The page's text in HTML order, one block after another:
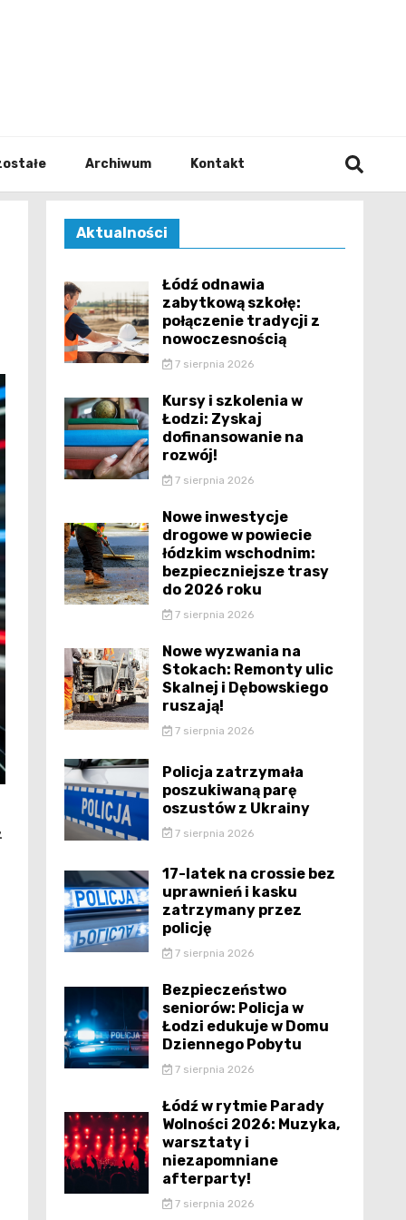
Archiwum Kontakt
Aktualności
Łódź odnawia
zabytkową szkołę:
połączenie tradycji z
nowoczesnością
7 sierpnia 2026
Kursy i szkolenia w
Łodzi: Zyskaj
dofinansowanie na
rozwój!
7 sierpnia 2026
Nowe inwestycje
drogowe w powiecie
łódzkim wschodnim:
bezpieczniejsze trasy
do 2026 roku
7 sierpnia 2026
Nowe wyzwania na
Stokach: Remonty ulic
Skalnej i Dębowskiego
ruszają!
7 sierpnia 2026
Policja zatrzymała
poszukiwaną parę
oszustów z Ukrainy
7 sierpnia 2026
17-latek na crossie bez
uprawnień i kasku
zatrzymany przez
policję
7 sierpnia 2026
Bezpieczeństwo
seniorów: Policja w
Łodzi edukuje w Domu
Dziennego Pobytu
7 sierpnia 2026
Łódź w rytmie Parady
Wolności 2026: Muzyka,
warsztaty i
niezapomniane
afterparty!
7 sierpnia 2026